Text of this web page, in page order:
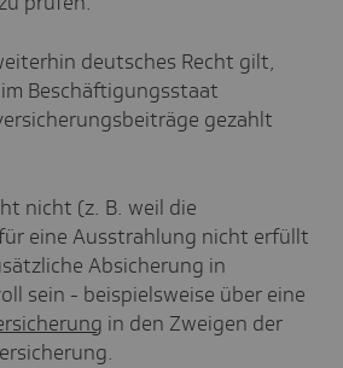
deutsches Recht gilt,
Beschäftigungsstaat
gezahlt
nicht (z. B. weil die
eine Ausstrahlung nicht erfüllt
Absicherung in
sein - beispielsweise über eine
in den Zweigen der